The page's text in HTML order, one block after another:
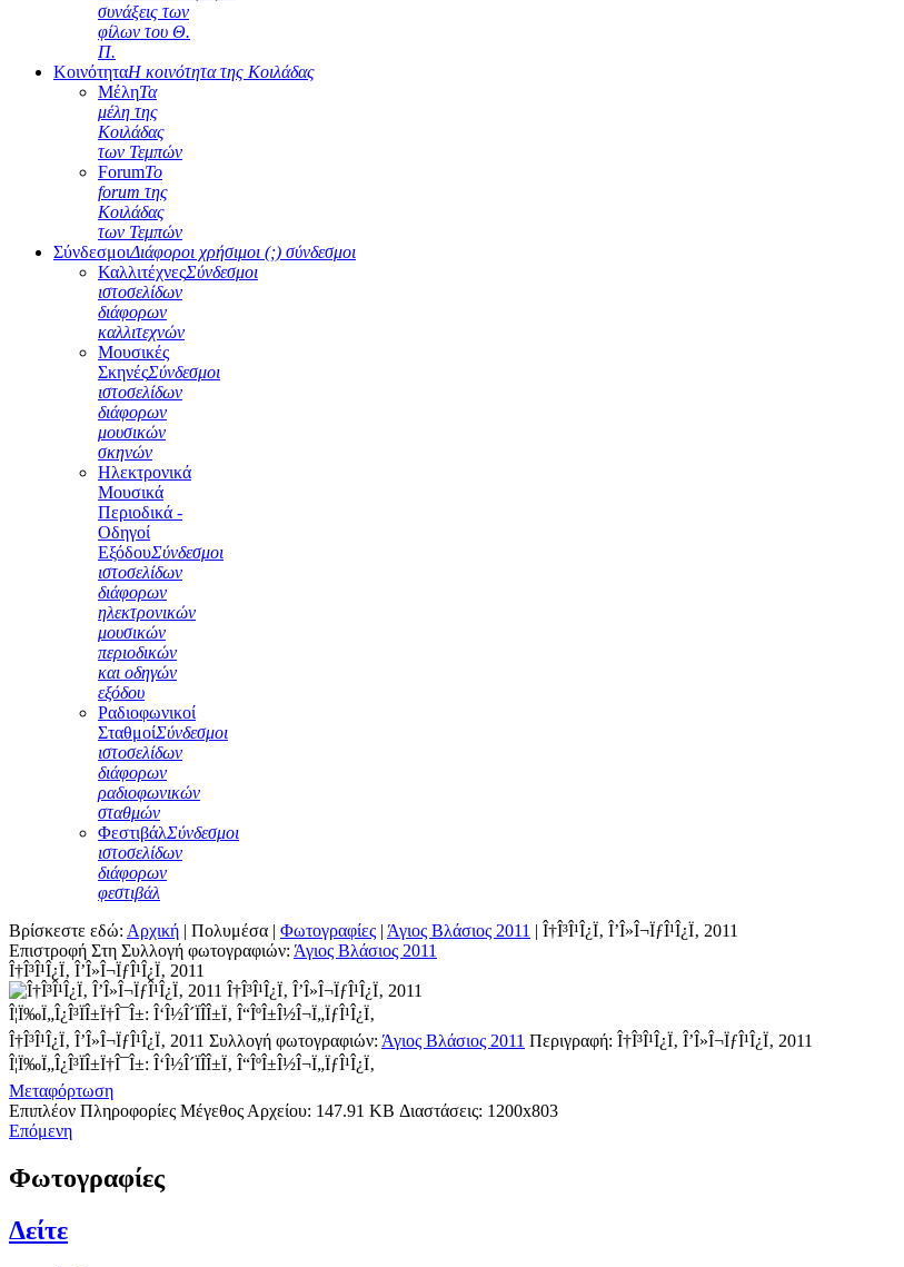
συνάξεις των
φίλων του Θ.
Π.
ΚοινότηταΗ κοινότητα της Κοιλάδας
ΜέληΤα
μέλη της
Κοιλάδας
των Τεμπών
ForumΤο
forum της
Κοιλάδας
των Τεμπών
ΣύνδεσμοιΔιάφοροι χρήσιμοι (;) σύνδεσμοι
ΚαλλιτέχνεςΣύνδεσμοι
ιστοσελίδων
διάφορων
καλλιτεχνών
Μουσικές
ΣκηνέςΣύνδεσμοι
ιστοσελίδων
διάφορων
μουσικών
σκηνών
Ηλεκτρονικά
Μουσικά
Περιοδικά -
Οδηγοί
ΕξόδουΣύνδεσμοι
ιστοσελίδων
διάφορων
ηλεκτρονικών
μουσικών
περιοδικών
και οδηγών
εξόδου
Ραδιοφωνικοί
ΣταθμοίΣύνδεσμοι
ιστοσελίδων
διάφορων
ραδιοφωνικών
σταθμών
ΦεστιβάλΣύνδεσμοι
ιστοσελίδων
διάφορων
φεστιβάλ
Βρίσκεστε εδώ: Αρχική | Πολυμέσα | Φωτογραφίες | Άγιος Βλάσιος 2011 | Î†Î³Î¹Î¿Ï‚ Î’Î»Î¬ÏƒÎ¹Î¿Ï‚ 2011
Επιστροφή Στη Συλλογή φωτογραφιών: Άγιος Βλάσιος 2011
Î†Î³Î¹Î¿Ï‚ Î’Î»Î¬ÏƒÎ¹Î¿Ï‚ 2011
Î†Î³Î¹Î¿Ï‚ Î’Î»Î¬ÏƒÎ¹Î¿Ï‚ 2011
Î¦Ï‰Ï„Î¿Î³ÏÎ±Ï†Î¯Î±: Î‘Î½Î´ÏÎ­Î±Ï‚ Î“ÎºÎ±Î½Î¬Ï„ÏƒÎ¹Î¿Ï‚
Î†Î³Î¹Î¿Ï‚ Î’Î»Î¬ÏƒÎ¹Î¿Ï‚ 2011 Συλλογή φωτογραφιών: Άγιος Βλάσιος 2011 Περιγραφή: Î†Î³Î¹Î¿Ï‚ Î’Î»Î¬ÏƒÎ¹Î¿Ï‚ 2011
Î¦Ï‰Ï„Î¿Î³ÏÎ±Ï†Î¯Î±: Î‘Î½Î´ÏÎ­Î±Ï‚ Î“ÎºÎ±Î½Î¬Ï„ÏƒÎ¹Î¿Ï‚
Μεταφόρτωση
Επιπλέον Πληροφορίες Μέγεθος Αρχείου: 147.91 KB Διαστάσεις: 1200x803
Επόμενη
Φωτογραφίες
Δείτε